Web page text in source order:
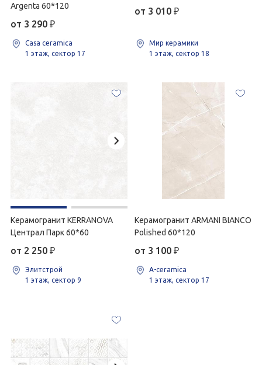
Argenta 60*120
от 3 290 ₽
Casa ceramica
1 этаж, сектор 17
от 3 010 ₽
Мир керамики
1 этаж, сектор 18
Керамогранит KERRANOVA
Централ Парк 60*60
от 2 250 ₽
Элитстрой
1 этаж, сектор 9
Керамогранит ARMANI BIANCO
Polished 60*120
от 3 100 ₽
A-ceramica
1 этаж, сектор 17